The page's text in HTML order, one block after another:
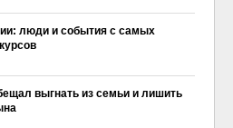
люди и события с самых
выгнать из семьи и лишить